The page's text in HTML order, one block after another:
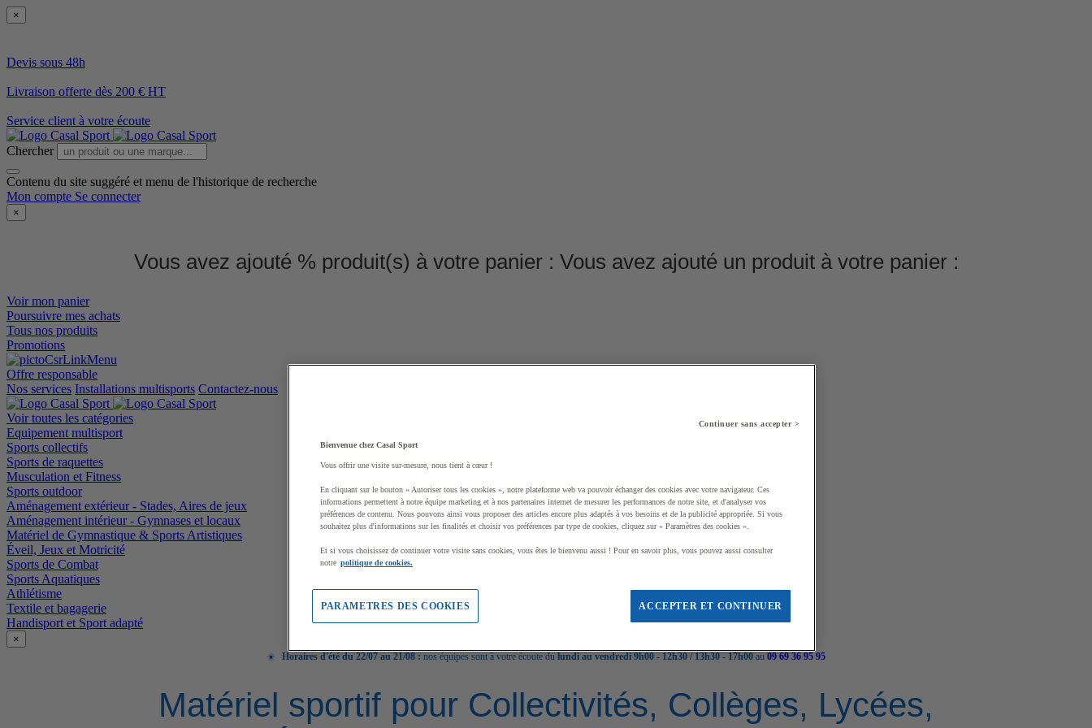
×
Devis sous 48h
Livraison offerte dès 200 € HT
Service client à votre écoute
Chercher
Contenu du site suggéré et menu de l'historique de recherche
Mon compte Se connecter
×
Vous avez ajouté % produit(s) à votre panier : Vous avez ajouté un produit à votre panier :
Voir mon panier
Poursuivre mes achats
Tous nos produits
Promotions
Offre responsable
Nos services Installations multisports Contactez-nous
Voir toutes les catégories
Equipement multisport
Sports collectifs
Sports de raquettes
Musculation et Fitness
Sports outdoor
Aménagement extérieur - Stades, Aires de jeux
Aménagement intérieur - Gymnases et locaux
Matériel de Gymnastique & Sports Artistiques
Éveil, Jeux et Motricité
Sports de Combat
Sports Aquatiques
Athlétisme
Textile et bagagerie
Handisport et Sport adapté
×
☀️ Horaires d'été du 22/07 au 21/08 : nos équipes sont à votre écoute du lundi au vendredi 9h00 - 12h30 / 13h30 - 17h00 au 09 69 36 95 95
Matériel sportif pour Collectivités, Collèges, Lycées,
Continuer sans accepter >
Bienvenue chez Casal Sport
Vous offrir une visite sur-mesure, nous tient à cœur !
En cliquant sur le bouton « Autoriser tous les cookies », notre plateforme web va pouvoir échanger des cookies avec votre navigateur. Ces
informations permettent à notre équipe marketing et à nos partenaires internet de mesurer les performances de notre site, et d'analyser vos
préférences de contenu. Nous pouvons ainsi vous proposer des articles encore plus adaptés à vos besoins et de la publicité appropriée. Si vous
souhaitez plus d'informations sur les finalités et choisir vos préférences par type de cookies, cliquez sur « Paramètres des cookies ».
Et si vous choisissez de continuer votre visite sans cookies, vous êtes le bienvenu aussi ! Pour en savoir plus, vous pouvez aussi consulter
notre politique de cookies.
ACCEPTER ET CONTINUER
PARAMETRES DES COOKIES